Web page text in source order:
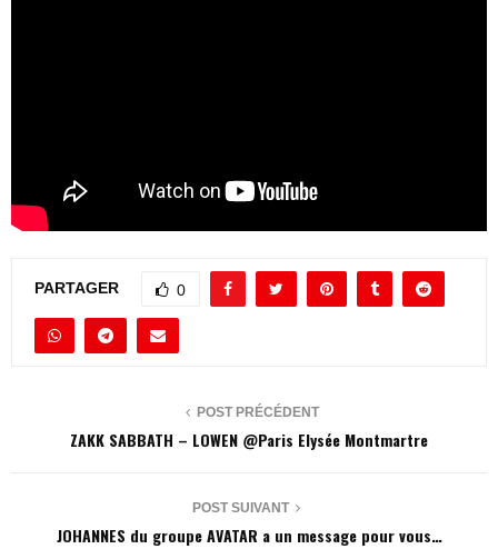
PARTAGER 0
POST PRÉCÉDENT
ZAKK SABBATH – LOWEN @Paris Elysée Montmartre
POST SUIVANT
JOHANNES du groupe AVATAR a un message pour vous…